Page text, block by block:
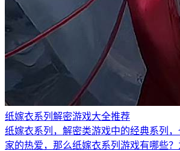
纸嫁衣系列解密游戏大全推荐
纸嫁衣系列，解密类游戏中的经典系列
家的热爱，那么纸嫁衣系列游戏有哪些？